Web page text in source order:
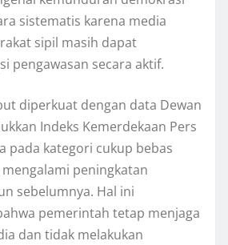
sistematis karena media
sipil masih dapat
pengawasan secara aktif.
diperkuat dengan data Dewan
Indeks Kemerdekaan Pers
pada kategori cukup bebas
peningkatan
sebelumnya. Hal ini
pemerintah tetap menjaga
dan tidak melakukan